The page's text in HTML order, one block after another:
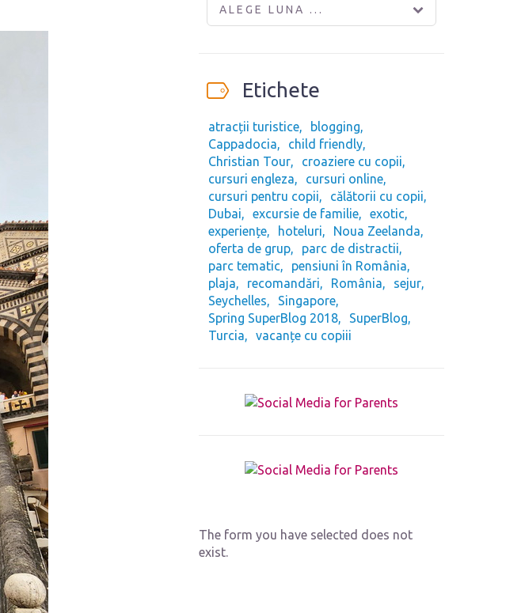
ALEGE LUNA ...
Etichete
atracții turistice
blogging
Cappadocia
child friendly
Christian Tour
croaziere cu copii
cursuri engleza
cursuri online
cursuri pentru copii
călătorii cu copii
Dubai
excursie de familie
exotic
experiențe
hoteluri
Noua Zeelanda
oferta de grup
parc de distractii
parc tematic
pensiuni în România
plaja
recomandări România
sejur
Seychelles
Singapore
Spring SuperBlog 2018
SuperBlog
Turcia
vacanțe cu copiii
The form you have selected does not
exist.